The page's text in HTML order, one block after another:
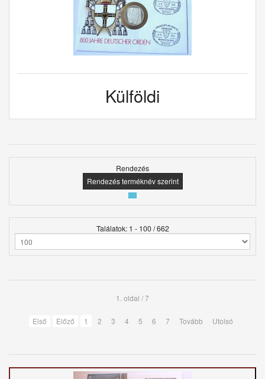
Külföldi
Rendezés
Rendezés terméknév szerint
Találatok: 1 - 100 / 662
1. oldal / 7
Első Előző 1 2 3 4 5 6 7 Tovább Utolsó